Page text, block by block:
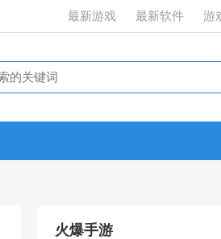
最新游戏 最新软件 游
火爆手游